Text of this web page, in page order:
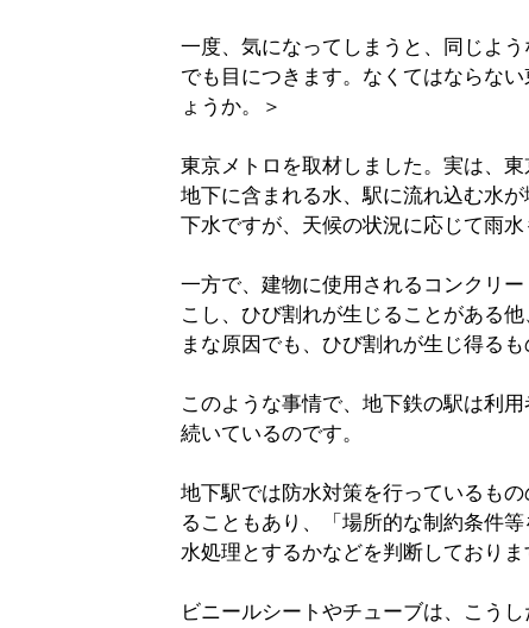
一度、気になってしまうと、同じよ
でも目につきます。なくてはならな
ょうか。＞
東京メトロを取材しました。実は、
地下に含まれる水、駅に流れ込む水
下水ですが、天候の状況に応じて雨
一方で、建物に使用されるコンクリ
こし、ひび割れが生じることがある
まな原因でも、ひび割れが生じ得るも
このような事情で、地下鉄の駅は利
続いているのです。
地下駅では防水対策を行っているも
ることもあり、「場所的な制約条件
水処理とするかなどを判断しておりま
ビニールシートやチューブは、こう